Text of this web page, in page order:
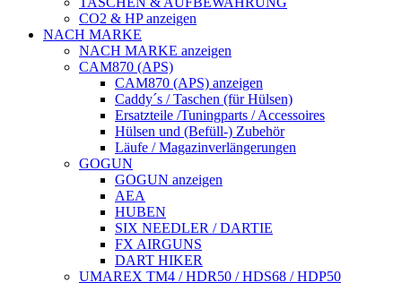
CO2 & HP anzeigen
NACH MARKE
NACH MARKE anzeigen
CAM870 (APS)
CAM870 (APS) anzeigen
Caddy´s / Taschen (für Hülsen)
Ersatzteile /Tuningparts / Accessoires
Hülsen und (Befüll-) Zubehör
Läufe / Magazinverlängerungen
GOGUN
GOGUN anzeigen
AEA
HUBEN
SIX NEEDLER / DARTIE
FX AIRGUNS
DART HIKER
UMAREX TM4 / HDR50 / HDS68 / HDP50